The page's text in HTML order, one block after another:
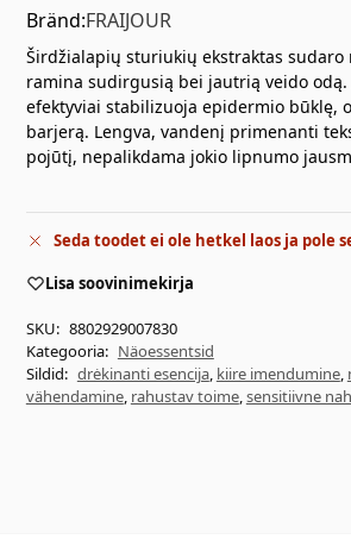
Bränd:FRAIJOUR
Širdžialapių sturiukių ekstraktas
ramina sudirgusią bei jautrią veido
efektyviai stabilizuoja epidermio būklę,
barjerą. Lengva, vandenį primenanti
pojūtį, nepalikdama jokio lipnumo
Seda toodet ei ole hetkel laos ja pole
Lisa soovinimekirja
SKU: 8802929007830
Kategooria: Näoessentsid
Sildid: drėkinanti esencija, kiire imendumine,
vähendamine, rahustav toime,sensitiivne